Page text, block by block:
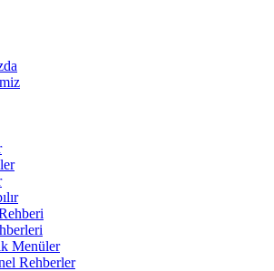
Menüler
Rehberler